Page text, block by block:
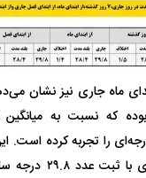
ماه جاری نیز نشان
افزایش ۱.۴ درجه‌ای را تجربه
میانگین دمای